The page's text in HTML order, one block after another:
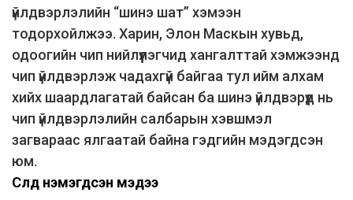
үйлдвэрлэлийн “шинэ шат” хэмээн
тодорхойлжээ. Харин, Элон Маскын хувьд,
одоогийн чип нийлүүлэгчид хангалттай хэмжээнд
чип үйлдвэрлэж чадахгүй байгаа тул ийм алхам
хийх шаардлагатай байсан ба шинэ үйлдвэрүүд нь
чип үйлдвэрлэлийн салбарын хэвшмэл
загвараас ялгаатай байна гэдгийн мэдэгдсэн
юм.
Сүүлд нэмэгдсэн мэдээ